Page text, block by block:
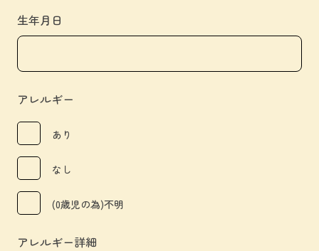
生年月日
アレルギー
あり
なし
(0歳児の為)不明
アレルギー詳細